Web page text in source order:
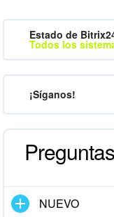
Estado de
Todos los
¡Síganos!
NUEVO